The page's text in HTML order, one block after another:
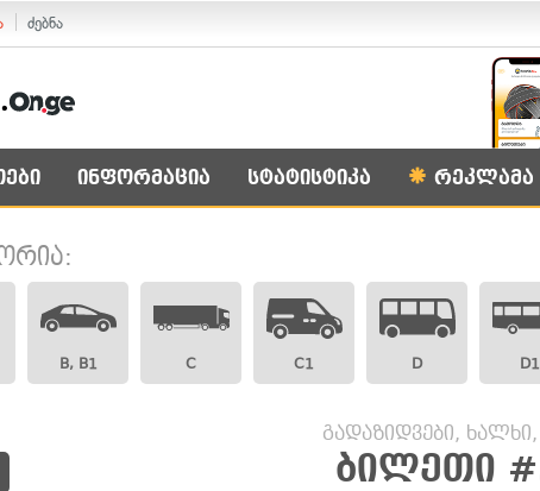
ძებნა
ინფორმაცია სტატისტიკა რეკლამა
B, B1 C C1 D D1
გადაზიდვები,
ბილეთი